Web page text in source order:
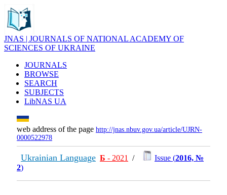
JNAS | JOURNALS OF NATIONAL ACADEMY OF
SCIENCES OF UKRAINE
JOURNALS
BROWSE
SEARCH
SUBJECTS
LibNAS UA
web address of the page http://jnas.nbuv.gov.ua/article/UJRN-
0000522978
Ukrainian Language Б - 2021 / Issue (2016, №
2)